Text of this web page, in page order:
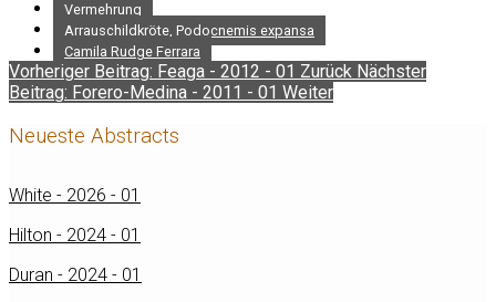
Vermehrung
Arrauschildkröte, Podocnemis expansa
Camila Rudge Ferrara
Vorheriger Beitrag: Feaga - 2012 - 01 Zurück Nächster
Beitrag: Forero-Medina - 2011 - 01 Weiter
Neueste Abstracts
White - 2026 - 01
Hilton - 2024 - 01
Duran - 2024 - 01